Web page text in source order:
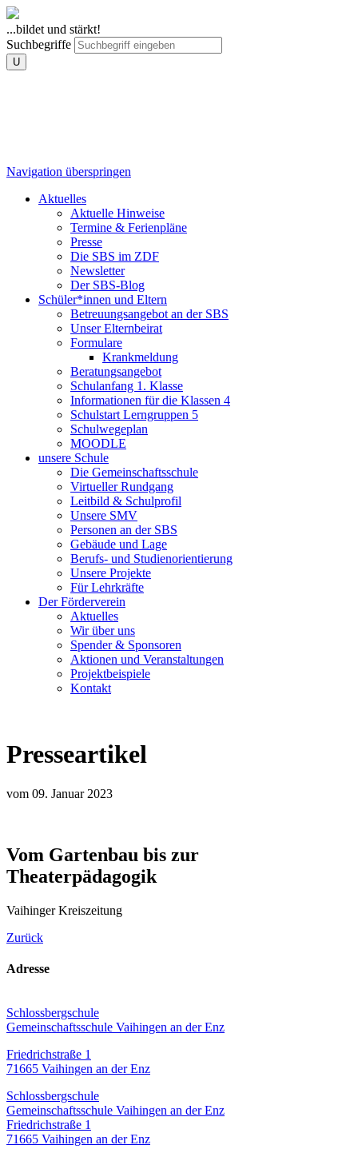
...bildet und stärkt!
Suchbegriffe
U
Navigation überspringen
Aktuelles
Aktuelle Hinweise
Termine & Ferienpläne
Presse
Die SBS im ZDF
Newsletter
Der SBS-Blog
Schüler*innen und Eltern
Betreuungsangebot an der SBS
Unser Elternbeirat
Formulare
Krankmeldung
Beratungsangebot
Schulanfang 1. Klasse
Informationen für die Klassen 4
Schulstart Lerngruppen 5
Schulwegeplan
MOODLE
unsere Schule
Die Gemeinschaftsschule
Virtueller Rundgang
Leitbild & Schulprofil
Unsere SMV
Personen an der SBS
Gebäude und Lage
Berufs- und Studienorientierung
Unsere Projekte
Für Lehrkräfte
Der Förderverein
Aktuelles
Wir über uns
Spender & Sponsoren
Aktionen und Veranstaltungen
Projektbeispiele
Kontakt
Presseartikel
vom 09. Januar 2023
Vom Gartenbau bis zur
Theaterpädagogik
Vaihinger Kreiszeitung
Zurück
Adresse
Schlossbergschule
Gemeinschaftsschule Vaihingen an der Enz
Friedrichstraße 1
71665 Vaihingen an der Enz
Schlossbergschule
Gemeinschaftsschule Vaihingen an der Enz
Friedrichstraße 1
71665 Vaihingen an der Enz